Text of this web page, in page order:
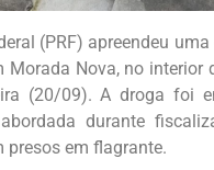
(PRF) apreendeu
Morada Nova, no interior
(20/09). A droga foi
durante
presos em flagrante.